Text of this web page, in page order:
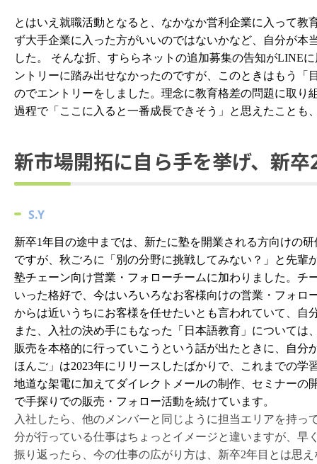
とはいえ就職活動となると、なかなか営利企業に入って
ず大手企業に入った方がいいのではないかなど、自分が
した。 そんな折、すららネットの追加募集の告知がLINE
ントリーに踏み出せなかったのですが、このときはもう
のでエントリーをしました。 理念に教育格差の問題に取り
過程で「ここに入ると一番成長できそう」と思えたことも
新市場開拓に自ら手を挙げ、新
S.Y
新卒1年目の途中までは、新たに塾を開業される方向けの
ですが、 秋ごろに「別の分野に挑戦してみない？」と先輩
塾チェーン向け営業・フォローチームに加わりました。
いった格好で、今はいろいろなお客様向けの営業・フォ
からは近いうちにお客様を任せたいとも言われていて、
また、入社の決め手にもなった「日本語教育」について
販売を本格的に行っていこうという話が出たときに、自
ほんご」は2023年にリリースしたばかりで、これまでの
地道な架電に加えてダイレクトメールの制作、セミナー
で手探りでの販売・フォロー活動を続けています。
入社したら、他のメンバーと同じように担当エリアを持
分が行っている仕事はちょっとイメージと違いますが、
振り返ったら、今の仕事の広がり方は、新卒2年目とは思